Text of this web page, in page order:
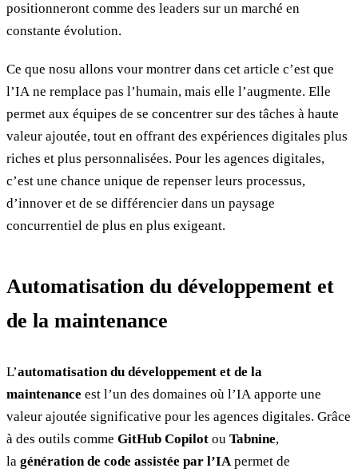
positionneront comme des leaders sur un marché en
constante évolution.
Ce que nosu allons vour montrer dans cet article c’est que
l’IA ne remplace pas l’humain, mais elle l’augmente. Elle
permet aux équipes de se concentrer sur des tâches à haute
valeur ajoutée, tout en offrant des expériences digitales plus
riches et plus personnalisées. Pour les agences digitales,
c’est une chance unique de repenser leurs processus,
d’innover et de se différencier dans un paysage
concurrentiel de plus en plus exigeant.
Automatisation du développement et
de la maintenance
L’automatisation du développement et de la
maintenance est l’un des domaines où l’IA apporte une
valeur ajoutée significative pour les agences digitales. Grâce
à des outils comme GitHub Copilot ou Tabnine,
la génération de code assistée par l’IApermet de